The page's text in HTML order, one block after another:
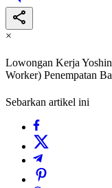
×
Lowongan Kerja
Worker) Penempatan
Sebarkan artikel ini